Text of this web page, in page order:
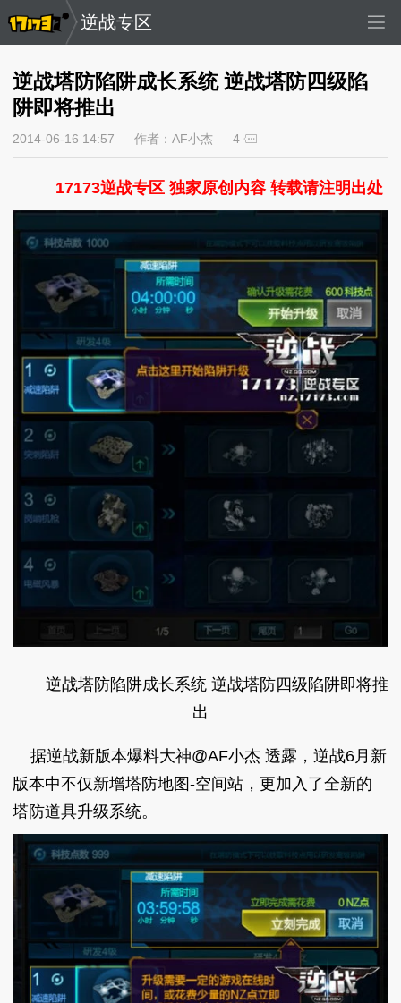
逆战专区
逆战塔防陷阱成长系统 逆战塔防四级陷
阱即将推出
2014-06-16 14:57 作者：AF小杰 4
17173逆战专区 独家原创内容 转载请注明出处
逆战塔防陷阱成长系统 逆战塔防四级陷阱即将推
出
据逆战新版本爆料大神@AF小杰 透露，逆战6月新
版本中不仅新增塔防地图-空间站，更加入了全新的
塔防道具升级系统。